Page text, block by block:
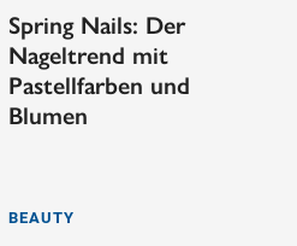
Spring Nails: Der
Nageltrend mit
Pastellfarben und
Blumen
BEAUTY